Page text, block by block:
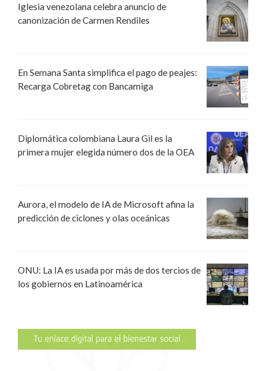
Iglesia venezolana celebra anuncio de
canonización de Carmen Rendiles
En Semana Santa simplifica el pago de peajes:
Recarga Cobretag con Bancamiga
Diplomática colombiana Laura Gil es la
primera mujer elegida número dos de la OEA
Aurora, el modelo de IA de Microsoft afina la
predicción de ciclones y olas oceánicas
ONU: La IA es usada por más de dos tercios de
los gobiernos en Latinoamérica